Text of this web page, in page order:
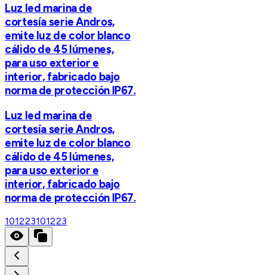
Luz led marina de
cortesía serie Andros,
emite luz de color blanco
cálido de 45 lúmenes,
para uso exterior e
interior, fabricado bajo
norma de protección IP67.
Luz led marina de
cortesía serie Andros,
emite luz de color blanco
cálido de 45 lúmenes,
para uso exterior e
interior, fabricado bajo
norma de protección IP67.
101223101223